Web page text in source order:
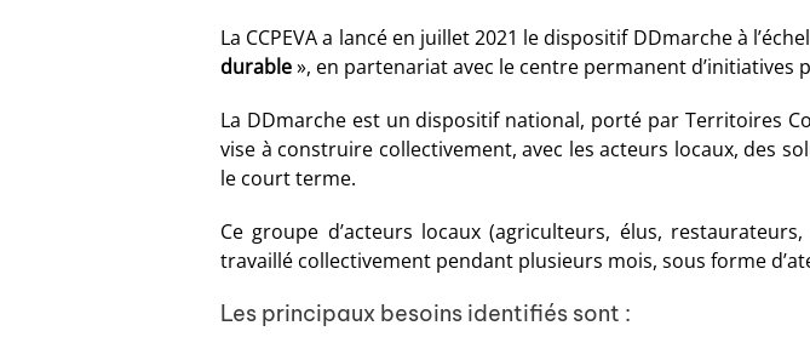
La CCPEVA a lancé en juillet 2021 le dispositif DDmarche à
durable», en partenariat avec le centre permanent d’initiatives
La DDmarche est un dispositif national, porté par Territoires
vise à construire collectivement, avec les acteurs locaux, des
le court terme.
Ce groupe d’acteurs locaux (agriculteurs, élus,
travaillé collectivement pendant plusieurs mois, sous forme
Les principaux besoins identifiés sont :